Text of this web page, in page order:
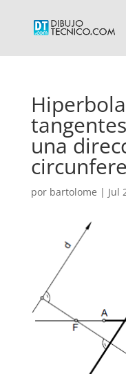
una
por bartolome | Jul